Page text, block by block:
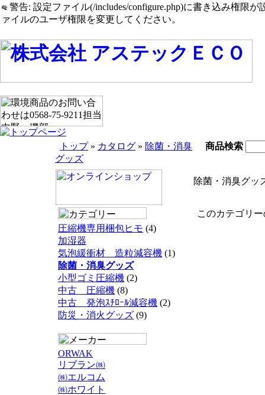
警告: 設定ファイル(/includes/configure.php)に書き込み権限が
ァイルのユーザ権限を変更してください。
トップ» カタログ » 除菌・消臭
グッズ
商品検索
圧縮機専用梱包ヒモ (4)
加湿器
気泡緩衝材 造粒減容機 (1)
除菌・消臭グッズ
小型ゴミ圧縮機 (2)
中古 圧縮機 (8)
中古 発泡ｽﾁﾛｰﾙ減容機 (2)
防災・消火グッズ (9)
ORWAK
リブラン㈱
㈱エルコム
㈱ホワイト
除菌・消臭グッ
このカテゴリ